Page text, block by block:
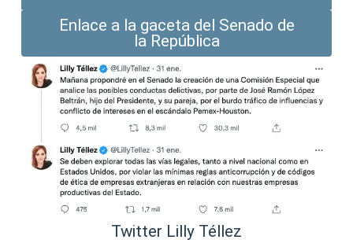
Enlace a la gaceta del Senado de
la República
Twitter Lilly Téllez